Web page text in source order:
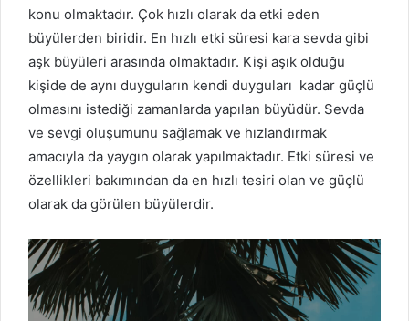
konu olmaktadır. Çok hızlı olarak da etki eden
büyülerden biridir. En hızlı etki süresi kara sevda gibi
aşk büyüleri arasında olmaktadır. Kişi aşık olduğu
kişide de aynı duyguların kendi duyguları kadar güçlü
olmasını istediği zamanlarda yapılan büyüdür. Sevda
ve sevgi oluşumunu sağlamak ve hızlandırmak
amacıyla da yaygın olarak yapılmaktadır. Etki süresi ve
özellikleri bakımından da en hızlı tesiri olan ve güçlü
olarak da görülen büyülerdir.